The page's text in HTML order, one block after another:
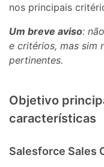
nos principais
Um breve aviso:
e critérios, mas sim
pertinentes.
Objetivo
características
Salesforce Sales